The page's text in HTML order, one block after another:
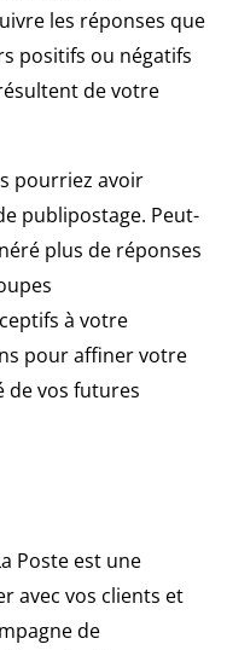
les réponses que
positifs ou négatifs
de votre
pourriez avoir
publipostage. Peut-
plus de réponses
à votre
pour affiner votre
de vos futures
Poste est une
avec vos clients et
de